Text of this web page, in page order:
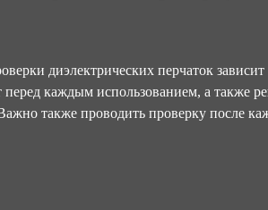
диэлектрических перчаток
перед каждым использованием, а также
также проводить проверку после